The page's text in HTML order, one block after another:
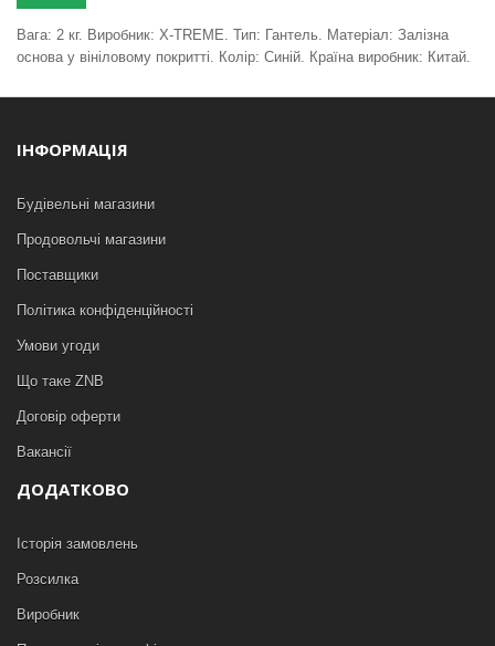
Вага: 2 кг. Виробник: X-TREME. Тип: Гантель. Матеріал: Залізна
основа у вініловому покритті. Колір: Синій. Країна виробник: Китай.
ІНФОРМАЦІЯ
Будівельні магазини
Продовольчі магазини
Поставщики
Політика конфіденційності
Умови угоди
Що таке ZNB
Договір оферти
Вакансії
ДОДАТКОВО
Історія замовлень
Розсилка
Виробник